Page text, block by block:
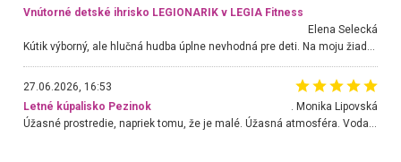
Vnútorné detské ihrisko LEGIONARIK v LEGIA Fitness
Elena Selecká
27.06.2026, 16:53
Letné kúpalisko Pezinok
. Monika Lipovská
Úžasné prostredie, napriek tomu, že je malé. Úžasná atmosféra. Voda fantastická a nádherná. Ľudí je pomerne veľa, ale su mili a ohľaduplní. Je veľmi zaujímavé sledovať, ako dokážu spolu športovať cudzí ľudia a bez ohľadu na vek. Vládne tu pohoda. Vnuka neviem dostať z vody. Ďakujem za krásny deň . Urcite sa sem vrátim. Jediný problém je s parkovaním, ale aj ten sa mi podarilo vyriešiť. Monika Bratislava